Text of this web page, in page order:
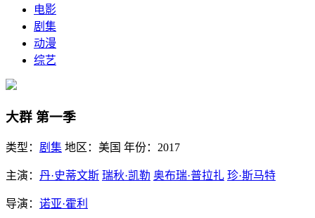
电影
剧集
动漫
综艺
大群 第一季
类型： 剧集 地区： 美国 年份： 2017
主演： 丹·史蒂文斯 瑞秋·凯勒 奥布瑞·普拉扎 珍·斯马特
导演： 诺亚·霍利